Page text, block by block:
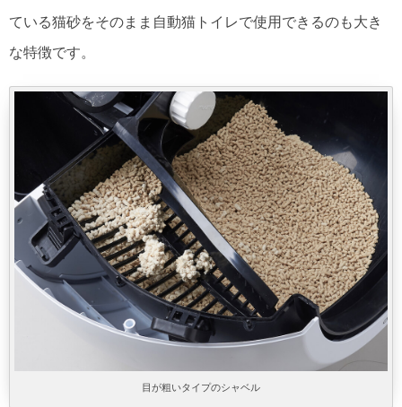
ている猫砂をそのまま自動猫トイレで使用できるのも大き
な特徴です。
目が粗いタイプのシャベル